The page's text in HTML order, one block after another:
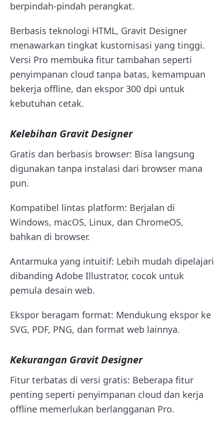
berpindah-pindah perangkat.
Berbasis teknologi HTML, Gravit Designer
menawarkan tingkat kustomisasi yang tinggi.
Versi Pro membuka fitur tambahan seperti
penyimpanan cloud tanpa batas, kemampuan
bekerja offline, dan ekspor 300 dpi untuk
kebutuhan cetak.
Kelebihan Gravit Designer
Gratis dan berbasis browser: Bisa langsung
digunakan tanpa instalasi dari browser mana
pun.
Kompatibel lintas platform: Berjalan di
Windows, macOS, Linux, dan ChromeOS,
bahkan di browser.
Antarmuka yang intuitif: Lebih mudah dipelajari
dibanding Adobe Illustrator, cocok untuk
pemula desain web.
Ekspor beragam format: Mendukung ekspor ke
SVG, PDF, PNG, dan format web lainnya.
Kekurangan Gravit Designer
Fitur terbatas di versi gratis: Beberapa fitur
penting seperti penyimpanan cloud dan kerja
offline memerlukan berlangganan Pro.